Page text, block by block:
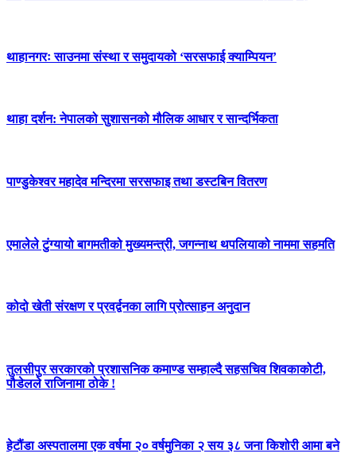
थाहानगरः साउनमा संस्था र समुदायको ‘सरसफाई क्याम्पियन’
थाहा दर्शन: नेपालको सुशासनको मौलिक आधार र सान्दर्भिकता
पाण्डुकेश्वर महादेव मन्दिरमा सरसफाइ तथा डस्टबिन वितरण
एमालेले टुंग्यायो बागमतीको मुख्यमन्त्री, जगन्नाथ थपलियाको नाममा सहमति
कोदो खेती संरक्षण र प्रवर्द्वनका लागि प्रोत्साहन अनुदान
तुलसीपुर सरकारको प्रशासनिक कमाण्ड सम्हाल्दै सहसचिव शिवकाकोटी,
पौडेलले राजिनामा ठोके !
हेटौंडा अस्पतालमा एक वर्षमा २० वर्षमुनिका २ सय ३८ जना किशोरी आमा बने